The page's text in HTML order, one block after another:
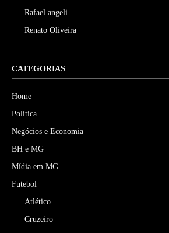
Rafael angeli
Renato Oliveira
CATEGORIAS
Home
Política
Negócios e Economia
BH e MG
Mídia em MG
Futebol
Atlético
Cruzeiro